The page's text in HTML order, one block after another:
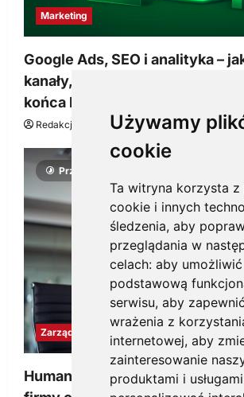
Używamy
cookie
Ta witryna korzysta
cookie i innych
śledzenia, aby
przeglądania w
celach: aby umożliwić
podstawową
serwisu, aby
wrażenia z
internetowej, aby
zainteresowanie
produktami i
Marketing
Google Ads, SEO i analityka –
kanały, żeby reklama pracowała
końca budżetu
Redakcja KnowMore.pl 20 marca, 2026
Przeczytano 4 minut
Zarządzanie
Human to Human (H2H) – jak